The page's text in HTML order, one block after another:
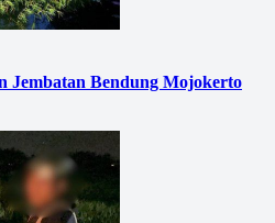
Jembatan Bendung Mojokerto